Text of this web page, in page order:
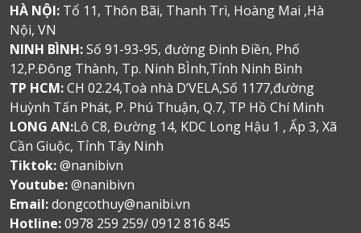
HÀ NỘI: Tổ 11, Thôn Bãi, Thanh Trì, Hoàng Mai ,Hà
Nội, VN
NINH BÌNH:Số 91-93-95, đường Đinh Điền, Phố
12,P.Đông Thành, Tp. Ninh BÌnh,Tỉnh Ninh Bình
TP HCM:CH 02.24,Toà nhà D’VELA,Số 1177,đường
Huỳnh Tấn Phát, P. Phú Thuận, Q.7, TP Hồ Chí Minh
LONG AN:Lô C8, Đường 14, KDC Long Hậu 1 , Ấp 3, Xã
Cần Giuộc, Tỉnh Tây Ninh
Tiktok:@nanibivn
Youtube:@nanibivn
Email:dongcothuy@nanibi.vn
Hotline:0978 259 259/ 0912 816 845